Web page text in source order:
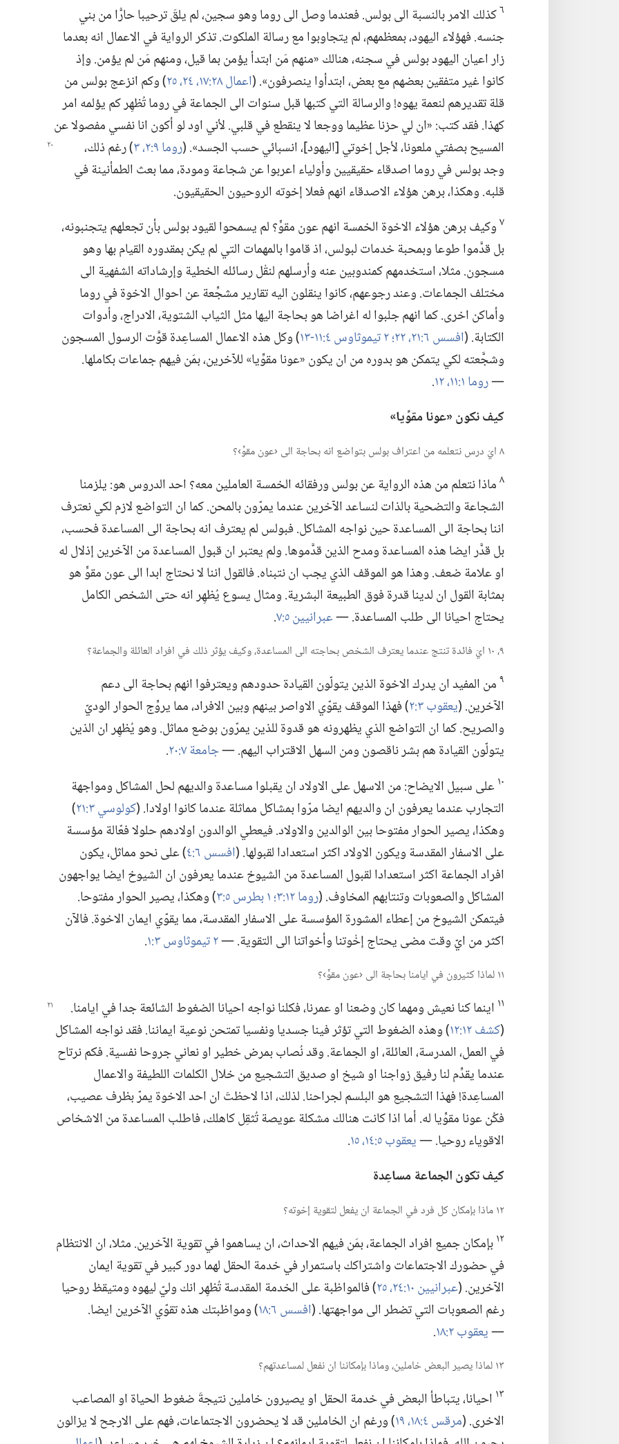
٦كذلك الامر بالنسبة الى بولس.‏ فعندما وصل الى روما وهو سجين،‏ لم يلقَ ترحيبا حارًّا من بني
جنسه.‏ فهؤلاء اليهود،‏ بمعظمهم،‏ لم يتجاوبوا مع رسالة الملكوت.‏ تذكر الرواية في الاعمال انه بعدما
زار اعيان اليهود بولس في سجنه،‏ هنالك «منهم مَن ابتدأ يؤمن بما قيل،‏ ومنهم مَن لم يؤمن.‏ وإذ
كانوا غير متفقين بعضهم مع بعض،‏ ابتدأوا ينصرفون».‏ (‏اعمال ٢٨:‏١٧،‏
‏)‏ وكم انزعج بولس من
قلة تقديرهم لنعمة يهوه!‏ والرسالة التي كتبها قبل سنوات الى الجماعة في روما تُظهِر كم يؤلمه امر
كهذا.‏ فقد كتب:‏ «ان لي حزنا عظيما ووجعا لا ينقطع في قلبي.‏ لأني اود لو أكون انا نفسي مفصولا عن
المسيح بصفتي ملعونا،‏ لأجل إخوتي [اليهود]،‏ انسبائي حسب الجسد».‏ (‏روما ٩:‏٢،‏ ٣ ‏)‏ رغمذلك،‏
وجد بولس في روما اصدقاء حقيقيين وأولياء اعربوا عن شجاعة ومودة،‏ مما بعث الطمأنينة في
قلبه.‏ وهكذا،‏ برهن هؤلاء الاصدقاء انهم فعلا إخوته الروحيون الحقيقيون.‏
٧وكيف برهن هؤلاء الاخوة الخمسة انهم عون مقوٍّ؟‏ لم يسمحوا لقيود بولس بأن تجعلهم يتجنبونه،‏
بل قدَّموا طوعا وبمحبة خدمات لبولس،‏ اذ قاموا بالمهمات التي لم يكن بمقدوره القيام بها وهو
مسجون.‏ مثلا،‏ استخدمهم كمندوبين عنه وأرسلهم لنقْل رسائله الخطية وإرشاداته الشفهية الى
مختلف الجماعات.‏ وعند رجوعهم،‏ كانوا ينقلون اليه تقارير مشجِّعة عن احوال الاخوة في روما
وأماكن اخرى.‏ كما انهم جلبوا له اغراضا هو بحاجة اليها مثل الثياب الشتوية،‏ الادراج،‏ وأدوات
الكتابة.‏ (‏افسس ٦:‏٢١،‏ ٢٢؛‏
‏)‏ وكل هذه الاعمال المساعِدة قوَّت الرسول المسجون
وشجَّعته لكي يتمكن هو بدوره من ان يكون «عونا مقوِّيا» للآخرين،‏ بمَن فيهم جماعات بكاملها.‏
—‏روما ١:‏١١،‏ ١٢
‏.‏
كيف نكون «عونا مقوِّيا»‏
٨ ايّ درس نتعلمه من اعتراف بولس بتواضع انه بحاجة الى ‹عون مقوٍّ›؟‏
٨ماذا نتعلم من هذه الرواية عن بولس ورفقائه الخمسة العاملين معه؟‏ احد الدروس هو:‏ يلزمنا
الشجاعة والتضحية بالذات لنساعد الآخرين عندما يمرّون بالمحن.‏ كما ان التواضع لازم لكي نعترف
اننا بحاجة الى المساعدة حين نواجه المشاكل.‏ فبولس لم يعترف انه بحاجة الى المساعدة فحسب،‏
بل قدَّر ايضا هذه المساعدة ومدح الذين قدَّموها.‏ ولم يعتبر ان قبول المساعدة من الآخرين إذلال له
او علامة ضعف.‏ وهذا هو الموقف الذي يجب ان نتبناه.‏ فالقول اننا لا نحتاج ابدا الى عون مقوٍّ هو
بمثابة القول ان لدينا قدرة فوق الطبيعة البشرية.‏ ومثال يسوع يُظهِر انه حتى الشخص الكامل
يحتاج احيانا الى طلب المساعدة.‏ —‏عبرانيين ٥:‏٧ ‏.‏
٩،‏ ١٠ ايّ فائدة تنتج عندما يعترف الشخص بحاجته الى المساعدة،‏ وكيف يؤثر ذلك في افراد العائلة والجماعة؟‏
٩من المفيد ان يدرك الاخوة الذين يتولّون القيادة حدودهم ويعترفوا انهم بحاجة الى دعم
الآخرين.‏ (‏يعقوب ٣:‏٢
‏)‏ فهذا الموقف يقوّي الاواصر بينهم وبين الافراد،‏ مما يروِّج الحوار الوديّ
والصريح.‏ كما ان التواضع الذي يظهرونه هو قدوة للذين يمرّون بوضع مماثل.‏ وهو يُظهِر ان الذين
يتولّون القيادة هم بشر ناقصون ومن السهل الاقتراب اليهم.‏ —‏جامعة ٧:‏٢٠ ‏.‏
١٠على سبيل الايضاح:‏ من الاسهل على الاولاد ان يقبلوا مساعدة والديهم لحل المشاكل ومواجهة
التجارب عندما يعرفون ان والديهم ايضا مرّوا بمشاكل مماثلة عندما كانوا اولادا.‏ (‏كولوسي ٣:‏٢١
‏)‏
وهكذا،‏ يصير الحوار مفتوحا بين الوالدين والاولاد.‏ فيعطي الوالدون اولادهم حلولا فعّالة مؤسسة
على الاسفار المقدسة ويكون الاولاد اكثر استعدادا لقبولها.‏ (‏افسس ٦:‏٤
‏)‏ على نحو مماثل،‏ يكون
افراد الجماعة اكثر استعدادا لقبول المساعدة من الشيوخ عندما يعرفون ان الشيوخ ايضا يواجهون
المشاكل والصعوبات وتنتابهم المخاوف.‏ (‏روما ١٢:‏٣؛‏
‏)‏ وهكذا،‏ يصير الحوار مفتوحا.‏
فيتمكن الشيوخ من إعطاء المشورة المؤسسة على الاسفار المقدسة،‏ مما يقوّي ايمان الاخوة.‏ فالآن
اكثر من ايّ وقت مضى يحتاج إخْوتنا وأخواتنا الى التقوية.‏ —‏٢ تيموثاوس ٣:‏١ ‏.‏
١١ لماذا كثيرون في ايامنا بحاجة الى ‹عون مقوٍّ›؟‏
١١ اينما كنا نعيش ومهما كان وضعنا او عمرنا،‏ فكلنا نواجه احيانا الضغوط الشائعة جدا في ايامنا.‏
(‏كشف ١٢:‏١٢
‏)‏ وهذه الضغوط التي تؤثر فينا جسديا ونفسيا تمتحن نوعية ايماننا.‏ فقد نواجه المشاكل
في العمل،‏ المدرسة،‏ العائلة،‏ او الجماعة.‏ وقد نُصاب بمرض خطير او نعاني جروحا نفسية.‏ فكم نرتاح
عندما يقدِّم لنا رفيق زواجنا او شيخ او صديق التشجيع من خلال الكلمات اللطيفة والاعمال
المساعِدة!‏ فهذا التشجيع هو البلسم لجراحنا.‏ لذلك،‏ اذا لاحظتَ ان احد الاخوة يمرّ بظرف عصيب،‏
فكُن عونا مقوِّيا له.‏ أما اذا كانت هنالك مشكلة عويصة تُثقِل كاهلك،‏ فاطلب المساعدة من الاشخاص
الاقوياء روحيا.‏ —‏يعقوب ٥:‏١٤،‏ ١٥
‏.‏
كيف تكون الجماعة مساعِدة
١٢ ماذا بإمكان كل فرد في الجماعة ان يفعل لتقوية إخوته؟‏
١٢بإمكان جميع افراد الجماعة،‏ بمَن فيهم الاحداث،‏ ان يساهموا في تقوية الآخرين.‏ مثلا،‏ ان الانتظام
في حضورك الاجتماعات واشتراكك باستمرار في خدمة الحقل لهما دور كبير في تقوية ايمان
الآخرين.‏ (‏عبرانيين ١٠:‏٢٤،‏ ٢٥
‏)‏ فالمواظبة على الخدمة المقدسة تُظهِر انك وليّ ليهوه ومتيقظ روحيا
رغم الصعوبات التي تضطر الى مواجهتها.‏ (‏افسس ٦:‏١٨
‏)‏ ومواظبتك هذه تقوّي الآخرين ايضا.‏
—‏يعقوب ٢:‏١٨ ‏.‏
١٣ لماذا يصير البعض خاملين،‏ وماذا بإمكاننا ان نفعل لمساعدتهم؟‏
١٣ احيانا،‏ يتباطأ البعض في خدمة الحقل او يصيرون خاملين نتيجةَ ضغوط الحياة او المصاعب
الاخرى.‏ (‏مرقس ٤:‏١٨،‏ ١٩
‏)‏ ورغم ان الخاملين قد لا يحضرون الاجتماعات،‏ فهم على الارجح لا يزالون